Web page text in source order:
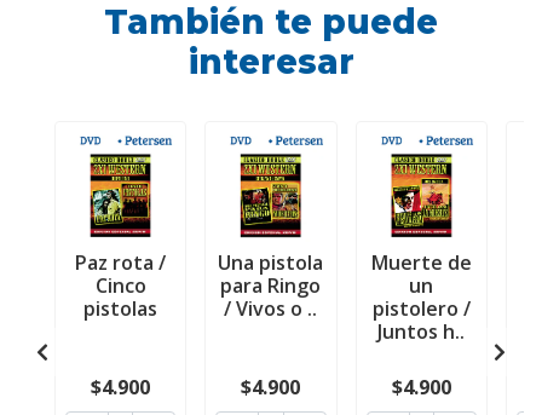
También te puede
interesar
Paz rota /
Cinco
pistolas
$4.900
Una pistola
para Ringo
/ Vivos o ..
$4.900
Muerte de
un
pistolero /
Juntos h..
$4.900